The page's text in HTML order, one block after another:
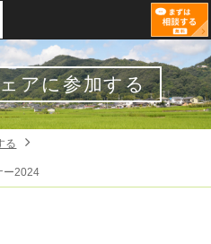
アに参加する
る
ー2024